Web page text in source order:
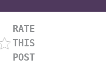
RATE
THIS
POST